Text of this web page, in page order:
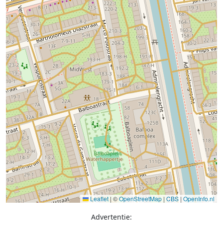
Leaflet | ©OpenStreetMap | CBS | OpenInfo.nl
Advertentie: